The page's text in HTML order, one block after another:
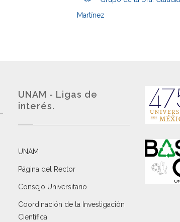
Martínez
UNAM - Ligas de
interés.
UNAM
Página del Rector
Consejo Universitario
Coordinación de la Investigación
Científica